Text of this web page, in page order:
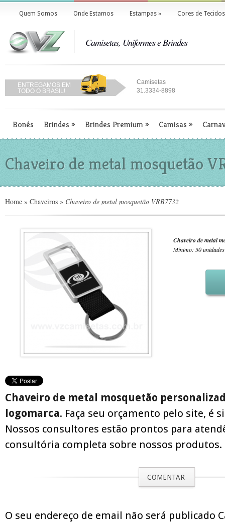
Quem Somos Onde Estamos Estampas» Cores de Tecidos
Camisetas, Uniformes e Brindes
ENTREGAMOS EM
TODO O BRASIL!
Camisetas
31.3334-8898
Bonés Brindes » Brindes Premium» Camisas »
Chaveiro de metal mosquetão
Home » Chaveiros » Chaveiro de metal mosquetão VRB7732
Chaveiro de metal
Mínimo: 50 unidades
Chaveiro de metal mosquetão
logomarca. Faça seu orçamento pelo site, é
Nossos consultores estão prontos para
consultória completa sobre nossos produtos.
COMENTAR
O seu endereço de email não será publicado